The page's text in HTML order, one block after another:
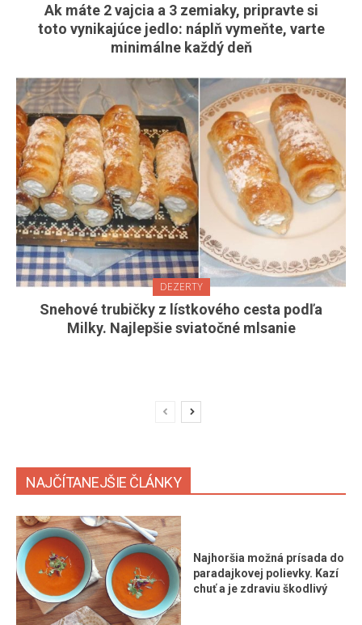
Ak máte 2 vajcia a 3 zemiaky, pripravte si
toto vynikajúce jedlo: náplň vymeňte, varte
minimálne každý deň
DEZERTY
Snehové trubičky z lístkového cesta podľa
Milky. Najlepšie sviatočné mlsanie
NAJČÍTANEJŠIE ČLÁNKY
Najhoršia možná prísada do
paradajkovej polievky. Kazí
chuť a je zdraviu škodlivý